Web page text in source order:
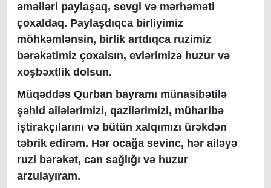
əməlləri paylaşaq, sevgi və mərhəməti
çoxaldaq. Paylaşdıqca birliyimiz
möhkəmlənsin, birlik artdıqca ruzimiz
bərəkətimiz çoxalsın, evlərimizə huzur və
xoşbəxtlik dolsun.
Müqəddəs Qurban bayramı münasibətilə
şəhid ailələrimizi, qazilərimizi, müharibə
iştirakçılarını və bütün xalqımızı ürəkdən
təbrik edirəm. Hər ocağa sevinc, hər ailəyə
ruzi bərəkət, can sağlığı və huzur
arzulayıram.